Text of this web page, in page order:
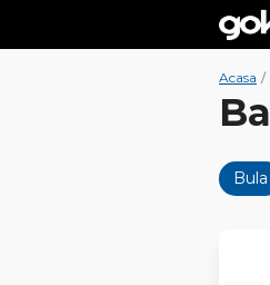
Acasa /
Bula